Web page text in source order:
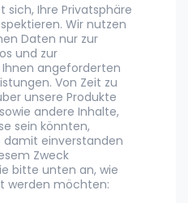
sich, Ihre Privatsphäre
Wir nutzen
Daten nur zur
und zur
angeforderten
Von Zeit zu
unsere Produkte
andere Inhalte,
sein könnten,
damit einverstanden
Zweck
bitte unten an, wie
werden möchten: